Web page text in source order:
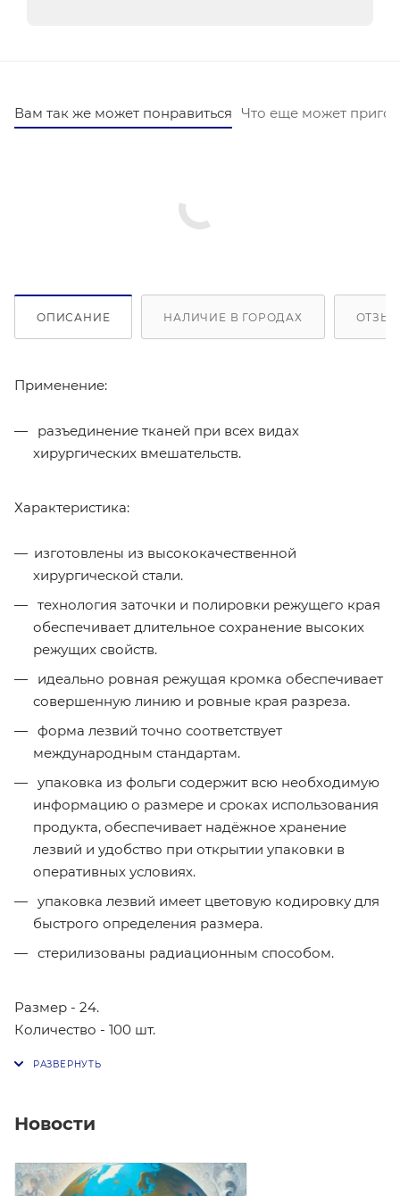
Вам так же может понравиться Что еще может
ОПИСАНИЕ НАЛИЧИЕ В ГОРОДАХ
Применение:
разъединение тканей при всех видах
хирургических вмешательств.
Характеристика:
изготовлены из высококачественной
хирургической стали.
технология заточки и полировки режущего края
обеспечивает длительное сохранение высоких
режущих свойств.
идеально ровная режущая кромка обеспечивает
совершенную линию и ровные края разреза.
форма лезвий точно соответствует
международным стандартам.
упаковка из фольги содержит всю необходимую
информацию о размере и сроках использования
продукта, обеспечивает надёжное хранение
лезвий и удобство при открытии упаковки в
оперативных условиях.
упаковка лезвий имеет цветовую кодировку для
быстрого определения размера.
стерилизованы радиационным способом.
Размер - 24.
Количество - 100 шт.
Новости